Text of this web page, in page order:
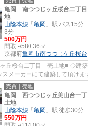
亀岡 南つつじヶ丘桜台二丁
地
山陰本線 「亀岡 」駅 バス15分
3分
500万円
間取:-/580.36㎡
京都府亀岡市南つつじケ丘桜台
丘桜台二丁目 売土地■ ◇建築
メーカーにて建築して頂けま
売買｜売地
亀岡 西つつじヶ丘美山台一
土地
山陰本線 「亀岡 」駅 徒歩30分
550万円